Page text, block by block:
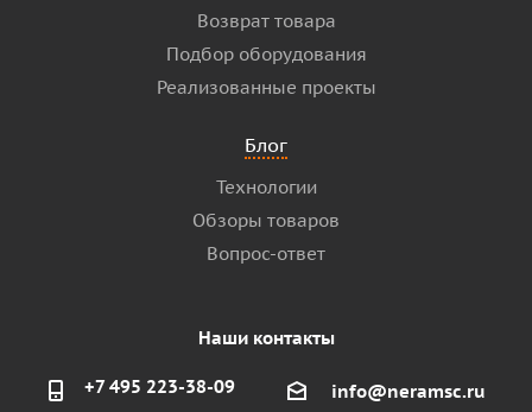
Возврат товара
Подбор оборудования
Реализованные проекты
Блог
Технологии
Обзоры товаров
Вопрос-ответ
Наши контакты
+7 495 223-38-09 info@neramsc.ru